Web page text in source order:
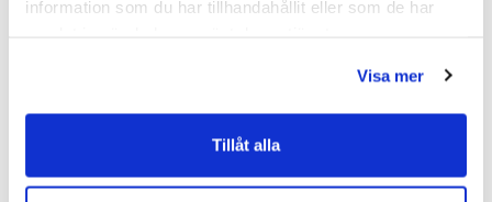
information som du har tillhandahållit eller som de har
Visa mer
Tillåt alla
Väggskåp
Badrumsmöbler /Badrumsskåp